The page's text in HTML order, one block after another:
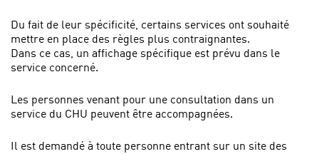
Du fait de leur spécificité, certains services ont souhaité
mettre en place des règles plus contraignantes.
Dans ce cas, un affichage spécifique est prévu dans le
service concerné.
Les personnes venant pour une consultation dans un
service du CHU peuvent être accompagnées.
Il est demandé à toute personne entrant sur un site des